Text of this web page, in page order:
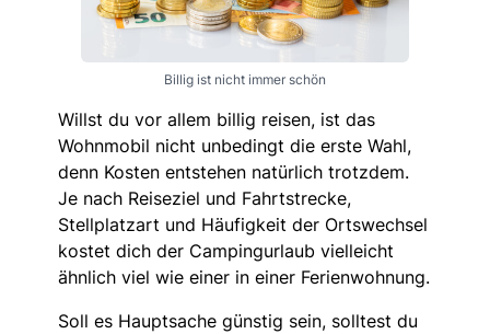
Billig ist nicht immer schön
Willst du vor allem billig reisen, ist das
Wohnmobil nicht unbedingt die erste Wahl,
denn Kosten entstehen natürlich trotzdem.
Je nach Reiseziel und Fahrtstrecke,
Stellplatzart und Häufigkeit der Ortswechsel
kostet dich der Campingurlaub vielleicht
ähnlich viel wie einer in einer Ferienwohnung.
Soll es Hauptsache günstig sein, solltest du